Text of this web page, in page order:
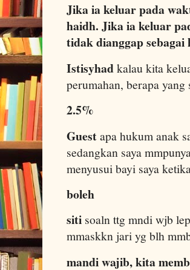
Jika ia keluar pada
haidh. Jika ia keluar
tidak dianggap sebagai
Istisyhadkalau kita
perumahan, berapa
2.5%
Guestapa hukum anak
sedangkan saya
menyusui bayi saya
boleh
siti soaln ttg mndi wjb
mmaskkn jari yg blh
mandi wajib, kita